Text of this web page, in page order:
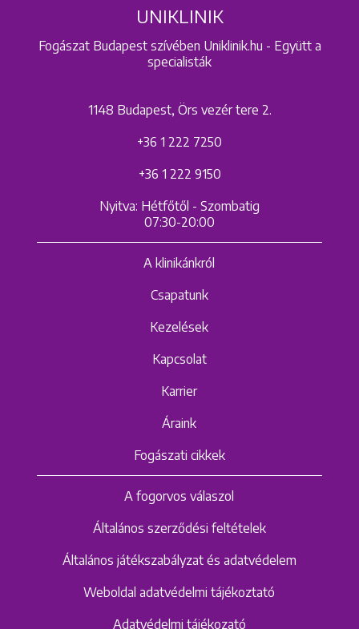
UNIKLINIK
Fogászat Budapest szívében Uniklinik.hu - Együtt a
specialisták
1148 Budapest, Örs vezér tere 2.
+36 1 222 7250
+36 1 222 9150
Nyitva: Hétfőtől - Szombatig
07:30-20:00
A klinikánkról
Csapatunk
Kezelések
Kapcsolat
Karrier
Áraink
Fogászati cikkek
A fogorvos válaszol
Általános szerződési feltételek
Általános játékszabályzat és adatvédelem
Weboldal adatvédelmi tájékoztató
Adatvédelmi tájékozató